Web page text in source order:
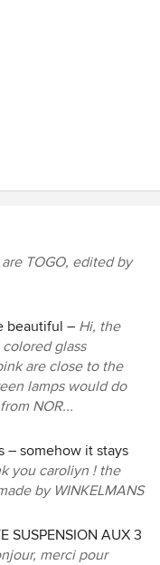
TOGO, edited by
beautiful – Hi, the
glass
are close to the
lamps would do
NOR...
– somehow it stays
you caroliyn ! the
by WINKELMANS
SUSPENSION AUX 3
merci pour